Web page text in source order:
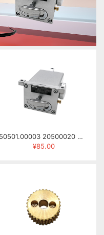
50501.00003 20500020 手拉注油泵 NKHL-8R（NB左向封边机用）
¥85.00